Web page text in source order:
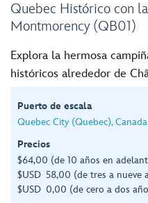
Quebec Histórico con
Montmorency (QB01)
Explora la hermosa
históricos alrededor de
Puerto de escala
Quebec City (Quebec), Canada
Precios
$64,00 (de 10 años en
$USD 58,00 (de tres a nueve
$USD 0,00 (de cero a dos